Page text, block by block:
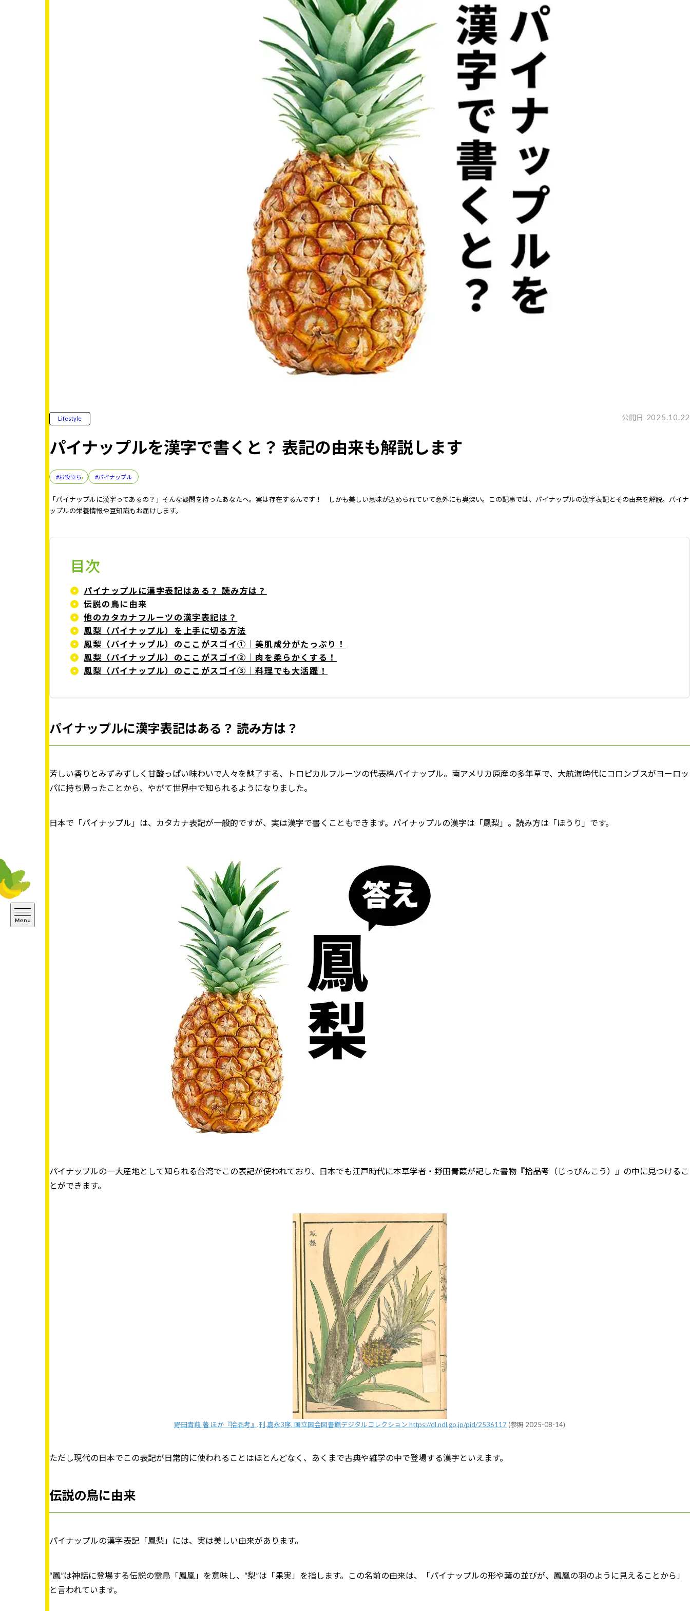
Lifestyle 公開日 2025.10.22
パイナップルを漢字で書くと？ 表記の由来も解説します
#お役立ち #パイナップル
「パイナップルに漢字ってあるの？」そんな疑問を持ったあなたへ。実は存在するんです！ しかも美しい意味が込められていて意外にも奥深い。この記事では、パイナップルの漢字表記とその由来を解説。パイナ
ップルの栄養情報や豆知識もお届けします。
目次
パイナップルに漢字表記はある？ 読み方は？
伝説の鳥に由来
他のカタカナフルーツの漢字表記は？
鳳梨（パイナップル）を上手に切る方法
鳳梨（パイナップル）のここがスゴイ①｜美肌成分がたっぷり！
鳳梨（パイナップル）のここがスゴイ②｜肉を柔らかくする！
鳳梨（パイナップル）のここがスゴイ③｜料理でも大活躍！
パイナップルに漢字表記はある？ 読み方は？
芳しい香りとみずみずしく甘酸っぱい味わいで人々を魅了する、トロピカルフルーツの代表格パイナップル。南アメリカ原産の多年草で、大航海時代にコロンブスがヨーロッ
パに持ち帰ったことから、やがて世界中で知られるようになりました。
日本で「パイナップル」は、カタカナ表記が一般的ですが、実は漢字で書くこともできます。パイナップルの漢字は「鳳梨」。読み方は「ほうり」です。
パイナップルの一大産地として知られる台湾でこの表記が使われており、日本でも江戸時代に本草学者・野田青葭が記した書物『拾品考（じっぴんこう）』の中に見つけるこ
とができます。
野田青葭 著 ほか『拾品考』,刊,嘉永3序. 国立国会図書館デジタルコレクション https://dl.ndl.go.jp/pid/2536117(参照 2025-08-14)
ただし現代の日本でこの表記が日常的に使われることはほとんどなく、あくまで古典や雑学の中で登場する漢字といえます。
伝説の鳥に由来
パイナップルの漢字表記「鳳梨」には、実は美しい由来があります。
“鳳”は神話に登場する伝説の霊鳥「鳳凰」を意味し、“梨”は「果実」を指します。この名前の由来は、「パイナップルの形や葉の並びが、鳳凰の羽のように見えることから」
と言われています。